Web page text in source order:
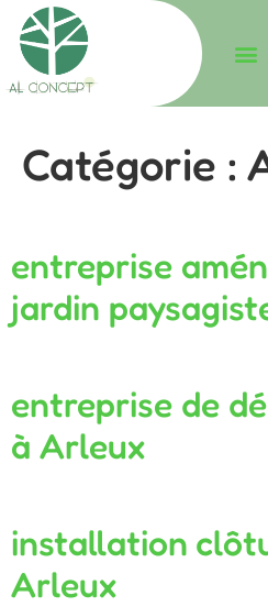
Catégorie :
entreprise
jardin
entreprise de
à Arleux
installation
Arleux